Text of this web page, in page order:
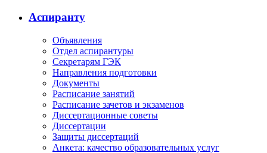
Аспиранту
Объявления
Отдел аспирантуры
Секретарям ГЭК
Направления подготовки
Документы
Расписание занятий
Расписание зачетов и экзаменов
Диссертационные советы
Диссертации
Защиты диссертаций
Анкета: качество образовательных услуг